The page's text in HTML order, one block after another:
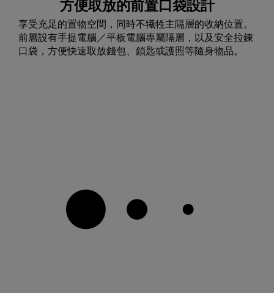
方便取放的前置口袋設計
享受充足的置物空間，同時不犧牲主隔層的收納位置。
前層設有手提電腦／平板電腦專屬隔層，以及安全拉鍊
口袋，方便快速取放錢包、鎖匙或護照等隨身物品。